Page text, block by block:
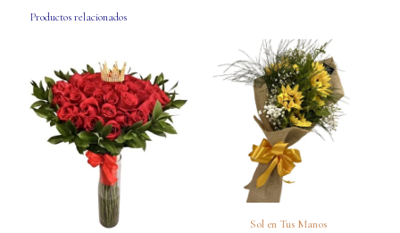
Productos relacionados
Sol en Tus Manos